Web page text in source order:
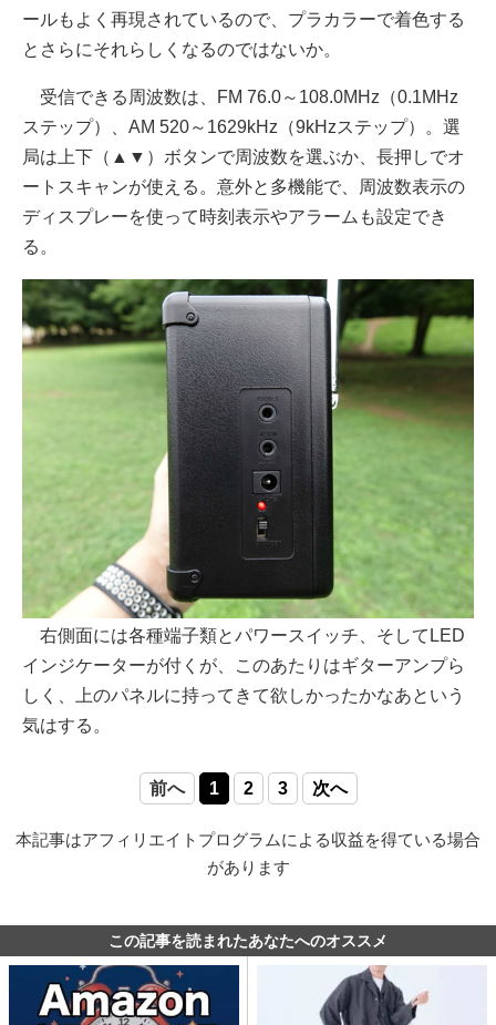
ールもよく再現されているので、プラカラーで着色する
とさらにそれらしくなるのではないか。
受信できる周波数は、FM 76.0～108.0MHz（0.1MHz
ステップ）、AM 520～1629kHz（9kHzステップ）。選
局は上下（▲▼）ボタンで周波数を選ぶか、長押しでオ
ートスキャンが使える。意外と多機能で、周波数表示の
ディスプレーを使って時刻表示やアラームも設定でき
る。
右側面には各種端子類とパワースイッチ、そしてLED
インジケーターが付くが、このあたりはギターアンプら
しく、上のパネルに持ってきて欲しかったかなあという
気はする。
前へ 1 2 3 次へ
本記事はアフィリエイトプログラムによる収益を得ている場合
があります
この記事を読まれたあなたへのオススメ